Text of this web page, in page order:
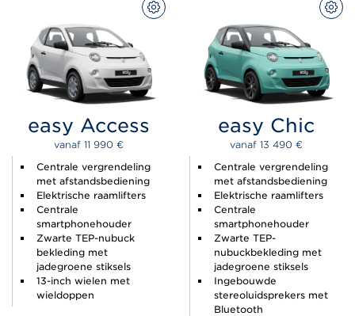
easy Access
vanaf 11 990 €
CONFIGUREER
Centrale vergrendeling
met afstandsbediening
Elektrische raamlifters
Centrale
smartphonehouder
Zwarte TEP-nubuck
bekleding met
jadegroene stiksels
13-inch wielen met
wieldoppen
easy Chic
vanaf 13 490 €
Centrale vergrendeling
met afstandsbediening
Elektrische raamlifters
Centrale
smartphonehouder
Zwarte TEP-
nubuckbekleding met
jadegroene stiksels
Ingebouwde
stereoluidsprekers met
Bluetooth